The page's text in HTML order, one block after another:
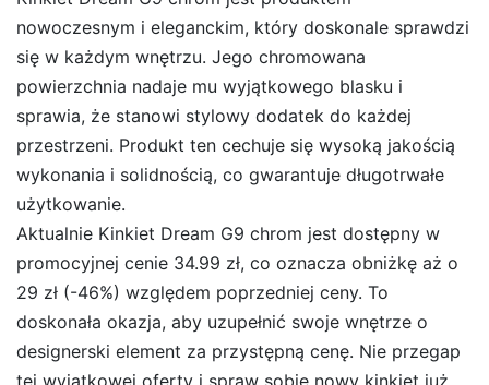
nowoczesnym i eleganckim, który doskonale sprawdzi
się w każdym wnętrzu. Jego chromowana
powierzchnia nadaje mu wyjątkowego blasku i
sprawia, że stanowi stylowy dodatek do każdej
przestrzeni. Produkt ten cechuje się wysoką jakością
wykonania i solidnością, co gwarantuje długotrwałe
użytkowanie.
Aktualnie Kinkiet Dream G9 chrom jest dostępny w
promocyjnej cenie 34.99 zł, co oznacza obniżkę aż o
29 zł (-46%) względem poprzedniej ceny. To
doskonała okazja, aby uzupełnić swoje wnętrze o
designerski element za przystępną cenę. Nie przegap